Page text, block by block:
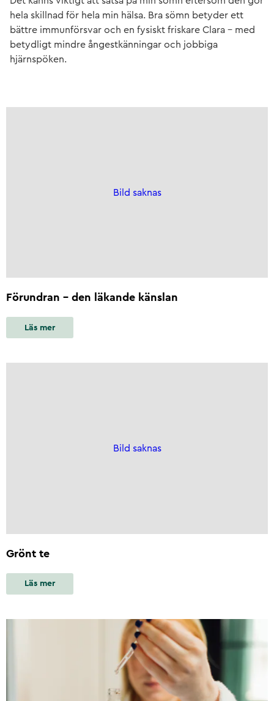
hela skillnad för hela min hälsa. Bra sömn betyder ett
bättre immunförsvar och en fysiskt friskare Clara – med
betydligt mindre ångestkänningar och jobbiga
hjärnspöken.
Bild saknas
Förundran – den läkande känslan
Läs mer
Bild saknas
Grönt te
Läs mer